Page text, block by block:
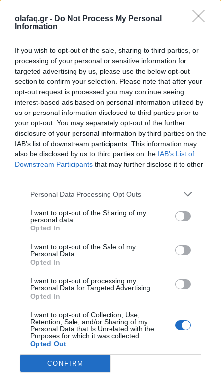
olafaq.gr - Do Not Process My Personal
Information
If you wish to opt-out of the sale, sharing to third parties, or
processing of your personal or sensitive information for
targeted advertising by us, please use the below opt-out
section to confirm your selection. Please note that after your
opt-out request is processed you may continue seeing
interest-based ads based on personal information utilized by
us or personal information disclosed to third parties prior to
your opt-out. You may separately opt-out of the further
disclosure of your personal information by third parties on the
IAB’s list of downstream participants. This information may
also be disclosed by us to third parties on the IAB’s List of
Downstream Participants that may further disclose it to other
Personal Data Processing Opt Outs
I want to opt-out of the Sharing of my
personal data.
Opted In
I want to opt-out of the Sale of my
Personal Data.
Opted In
I want to opt-out of processing my
Personal Data for Targeted Advertising.
Opted In
I want to opt-out of Collection, Use,
Retention, Sale, and/or Sharing of my
Personal Data that Is Unrelated with the
Purposes for which it was collected.
Opted Out
CONFIRM
Διεθνή
Ο Πάπας Λέων ΙΔ’ και η εγκύκλιος για την
συγκέντρωση ισχύος
02.06.26
Στην πρώτη του εγκύκλιο "Magnifica Humanitas", ο Πάπας
Λέων ΙΔ’ χρησιμοποιεί την ΤΝ ως αφετηρία για να
καταγγείλει την ανισότητα, τον πόλεμο, τη διάβρωση της
δημοκρατίας και τη συγκέντρωση εξουσίας σε
Το “Ευρωβαρόμετρο” επιβεβαιώνει την
αβεβαιότητα των πολιτών της Ευρώπης
04.02.26
Το νέο "Ευρωβαρόμετρο" καταγράφει με ψυχρή ακρίβεια αυτή
την αντίφαση. Oι πολίτες που ανησυχούν βαθιά για πολέμους,
ακρίβεια και αποσταθεροποίηση, αλλά ταυτόχρονα ζητούν μια